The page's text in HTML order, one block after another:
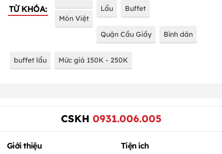
TỪ KHÓA:
Món Việt
Lẩu Buffet
Quận Cầu Giấy Bình dân
buffet lẩu Mức giá 150K - 250K
CSKH 0931.006.005
Giới thiệu Tiện ích